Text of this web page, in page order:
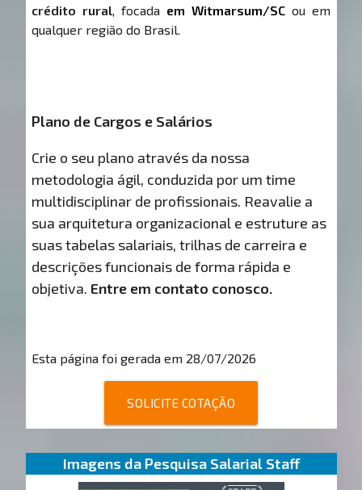
crédito rural, focada em Witmarsum/SCou em
qualquer região do Brasil.
Plano de Cargos e Salários
Crie o seu plano através da nossa
metodologia ágil, conduzida por um time
multidisciplinar de profissionais. Reavalie a
sua arquitetura organizacional e estruture as
suas tabelas salariais, trilhas de carreira e
descrições funcionais de forma rápida e
objetiva. Entre em contato conosco.
Esta página foi gerada em 28/07/2026
SOLICITE COTAÇÃO
Imagens da Pesquisa Salarial Staff